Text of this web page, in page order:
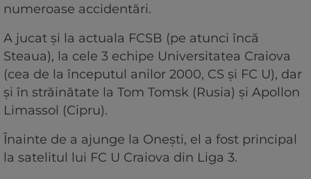
numeroase accidentări.
A jucat și la actuala FCSB (pe atunci încă
Steaua), la cele 3 echipe Universitatea Craiova
(cea de la începutul anilor 2000, CS și FC U), dar
și în străinătate la Tom Tomsk (Rusia) și Apollon
Limassol (Cipru).
Înainte de a ajunge la Onești, el a fost principal
la satelitul lui FC U Craiova din Liga 3.